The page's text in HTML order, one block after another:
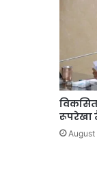
विकसित
रूपरेखा
August